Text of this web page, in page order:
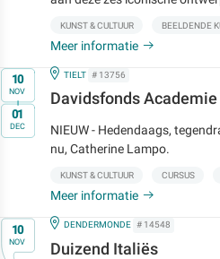
KUNST & CULTUUR BEELDENDE
Meer informatie
Op10
NOV
t/m
01
DEC
IN
TIELT # 13756
Davidsfonds
NIEUW - Hedendaags,
nu, Catherine Lampo.
KUNST & CULTUUR CURSUS
Meer informatie
Op10
NOV
IN
DENDERMONDE # 14548
Duizend Italiës